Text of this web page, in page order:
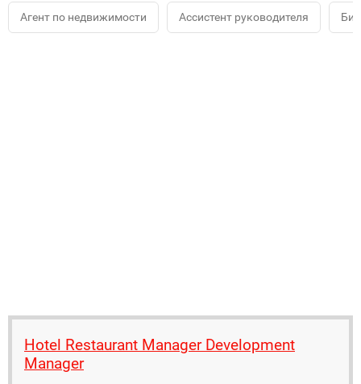
Агент по недвижимости Ассистент руководителя
Hotel Restaurant Manager Development
Manager